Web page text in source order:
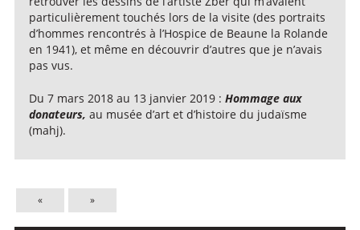
particulièrement touchés lors de la visite (des portraits
d’hommes rencontrés à l’Hospice de Beaune la Rolande
en 1941), et même en découvrir d’autres que je n’avais
pas vus.
Du 7 mars 2018 au 13 janvier 2019 : Hommage aux
donateurs, au musée d’art et d’histoire du judaïsme
(mahj).
« »